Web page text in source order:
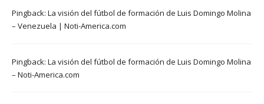
Pingback: La visión del fútbol de formación de Luis Domingo Molina
– Venezuela | Noti-America.com
Pingback: La visión del fútbol de formación de Luis Domingo Molina
– Noti-America.com